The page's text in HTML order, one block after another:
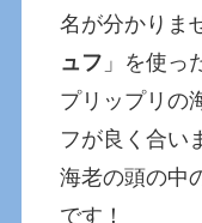
名が分かりま
ュフ 」を使っ
プリップリの
フが良く合い
海老の頭の中
です！